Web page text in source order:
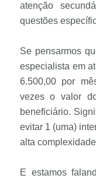
atenção
questões
Se pensarmos
especialista em
6.500,00 por
vezes o valor
beneficiário.
evitar 1 (uma)
alta
E estamos